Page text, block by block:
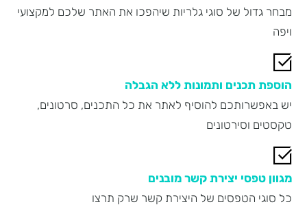
מבחר גדול של סוגי גלריות שיהפכו את האתר שלכם למקצועי
ויפה
הוספת תכנים ותמונות ללא הגבלה
יש באפשרותכם להוסיף לאתר את כל התכנים, סרטונים,
טקסטים וסירטונים
מגוון טפסי יצירת קשר מובנים
כל סוגי הטפסים של היצירת קשר שרק תרצו